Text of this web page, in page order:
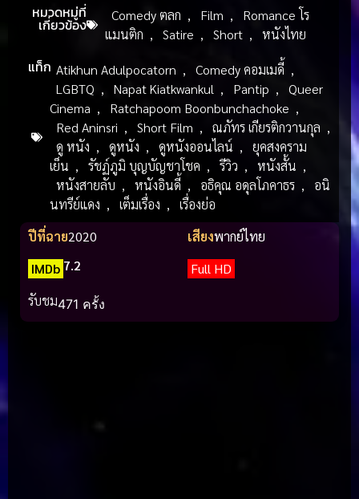
หมวดหมู่ที่
เกี่ยวข้อง
Comedy ตลก , Film ,
Romance โร
แมนติก , Satire , Short , หนังไทย
แท็ก Atikhun Adulpocatorn , Comedy คอมเมดี้ ,
LGBTQ , Napat Kiatkwankul , Pantip ,
Queer
Cinema , Ratchapoom Boonbunchachoke ,
Red Aninsri , Short Film , ณภัทร เกียรติกวานกุล ,
ดู หนัง , ดูหนัง , ดูหนังออนไลน์ ,
ยุคสงคราม
เย็น , รัชฏ์ภูมิ บุญบัญชาโชค , รีวิว , หนังสั้น ,
หนังสายลับ , หนังอินดี้ , อธิคุณ อดุลโภคาธร ,
อนิ
นทรีย์แดง , เต็มเรื่อง ,
เรื่องย่อ
ปีที่ฉาย2020 เสียงพากย์ไทย
IMDb 7.2
Full HD
รับชม471 ครั้ง